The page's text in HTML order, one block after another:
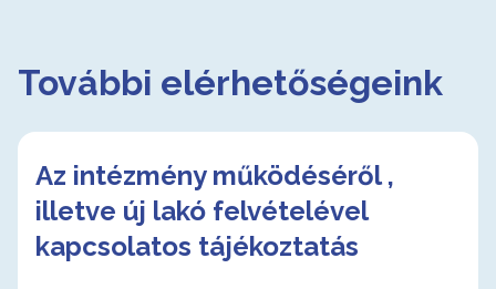
További elérhetőségeink
Az intézmény működéséről ,
illetve új lakó felvételével
kapcsolatos tájékoztatás